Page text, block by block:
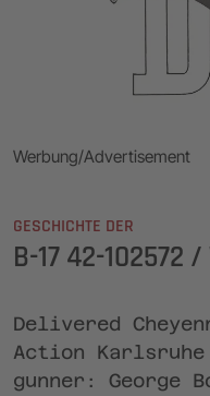
Werbung/Advertisement
GESCHICHTE DER
B-17 42-102572
Delivered
Action
gunner: George